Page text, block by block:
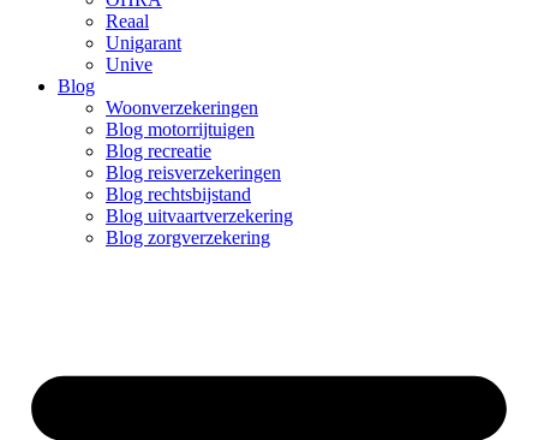
Reaal
Unigarant
Unive
Blog
Woonverzekeringen
Blog motorrijtuigen
Blog recreatie
Blog reisverzekeringen
Blog rechtsbijstand
Blog uitvaartverzekering
Blog zorgverzekering